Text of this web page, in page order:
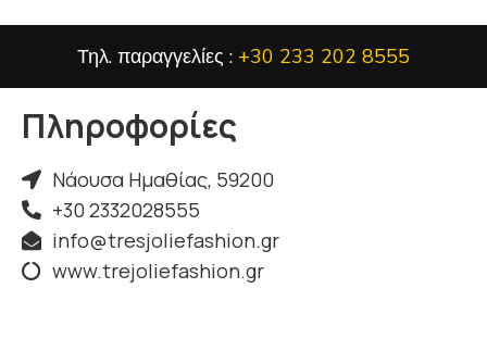
Τηλ. παραγγελίες : +30 233 202 8555
Πληροφορίες
Νάουσα Ημαθίας, 59200
+30 2332028555
info@tresjoliefashion.gr
www.trejoliefashion.gr